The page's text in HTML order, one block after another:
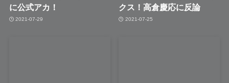
に公式アカ！
2021-07-29
クス！高倉慶応に反論
2021-07-25